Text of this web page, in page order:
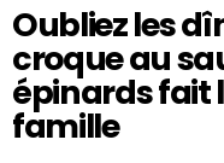
Oubliez les
croque au
épinards fait
famille